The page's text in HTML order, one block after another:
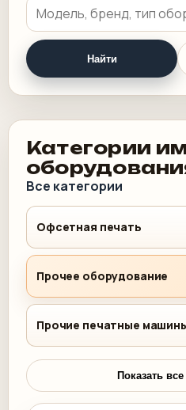
Найти
Категории
Все категории
Офсетная печать
Прочее оборудование
Прочие печатные
Показать